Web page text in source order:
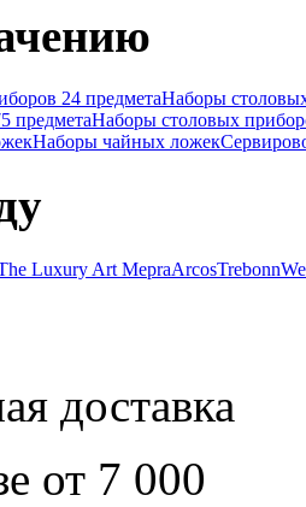
24 предметаНаборы
предметаНаборы столовых
Наборы чайных ложек
Luxury Art MepraArcosTrebonn
доставка
от 7 000